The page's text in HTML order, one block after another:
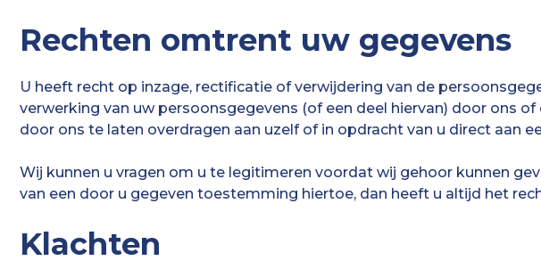
Rechten omtrent uw gegevens
U heeft recht op inzage, rectificatie of verwijdering van de
verwerking van uw persoonsgegevens (of een deel hiervan) door ons
door ons te laten overdragen aan uzelf of in opdracht van u direct aan
Wij kunnen u vragen om u te legitimeren voordat wij gehoor kunnen
van een door u gegeven toestemming hiertoe, dan heeft u altijd het
Klachten